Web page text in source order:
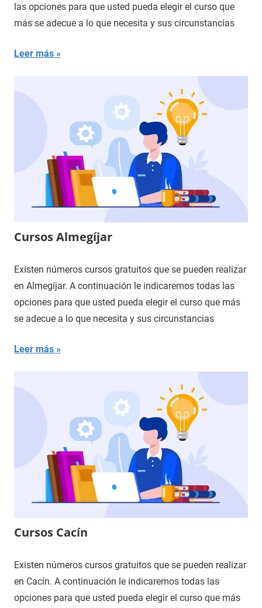
las opciones para que usted pueda elegir el curso que
más se adecue a lo que necesita y sus circunstancias
Leer más
Cursos Almegíjar
Existen números cursos gratuitos que se pueden realizar
en Almegíjar. A continuación le indicaremos todas las
opciones para que usted pueda elegir el curso que más
se adecue a lo que necesita y sus circunstancias
Leer más
Cursos Cacín
Existen números cursos gratuitos que se pueden realizar
en Cacín. A continuación le indicaremos todas las
opciones para que usted pueda elegir el curso que más